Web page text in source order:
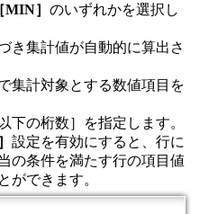
］ のいずれかを選択し
き集計値が自動的に算出さ
集計対象とする数値項目を
下の桁数］を指定します。
設定を有効にすると、行に
の条件を満たす行の項目値
ができます。